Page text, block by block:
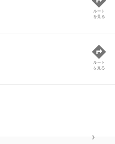
ルート
を見る
ルート
を見る